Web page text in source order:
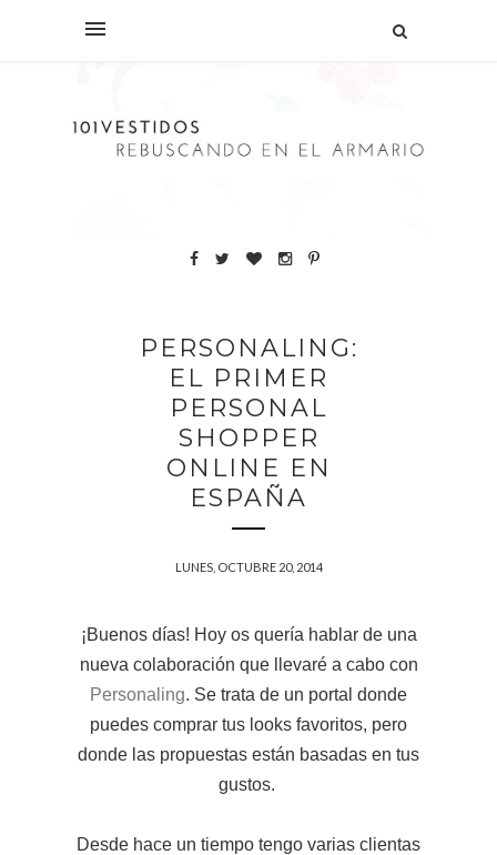
PERSONALING:
EL PRIMER
PERSONAL
SHOPPER
ONLINE EN
ESPAÑA
LUNES, OCTUBRE 20, 2014
¡Buenos días! Hoy os quería hablar de una
nueva colaboración que llevaré a cabo con
Personaling. Se trata de un portal donde
puedes comprar tus looks favoritos, pero
donde las propuestas están basadas en tus
gustos.
Desde hace un tiempo tengo varias clientas